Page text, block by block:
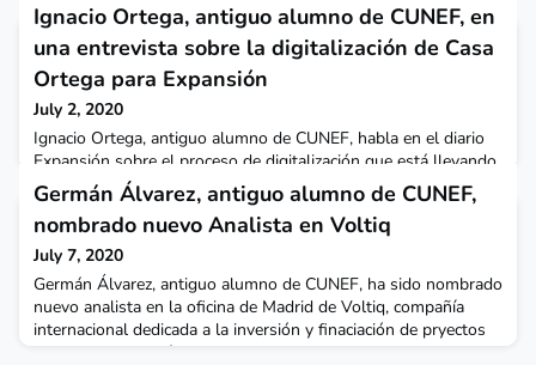
Ignacio Ortega, antiguo alumno de CUNEF, en
una entrevista sobre la digitalización de Casa
Ortega para Expansión
July 2, 2020
Ignacio Ortega, antiguo alumno de CUNEF, habla en el diario
Expansión sobre el proceso de digitalización que está llevando
a cabo en Casa Ortega: "El tren de la digitalización no
espera".Ortega narra la historia de la compañía, dedicada en
sus inicios a la industria cárnica, fundada por su bisabuelo en
1939 y con origen en los campos de Alcázar de San Juan,
en Castilla-La Mancha. Actualmente, Casa
Germán Álvarez, antiguo alumno de CUNEF,
nombrado nuevo Analista en Voltiq
July 7, 2020
Germán Álvarez, antiguo alumno de CUNEF, ha sido nombrado
nuevo analista en la oficina de Madrid de Voltiq, compañía
internacional dedicada a la inversión y finaciación de pryectos
pioneros de energía renovable. Con un Master en Finanzas por